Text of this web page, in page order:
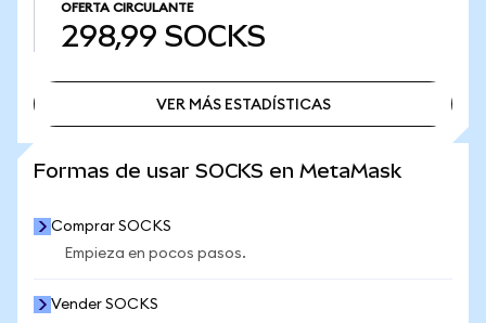
OFERTA CIRCULANTE
298,99 SOCKS
VER MÁS ESTADÍSTICAS
Formas de usar SOCKS en MetaMask
Comprar SOCKS
Empieza en pocos pasos.
Vender SOCKS